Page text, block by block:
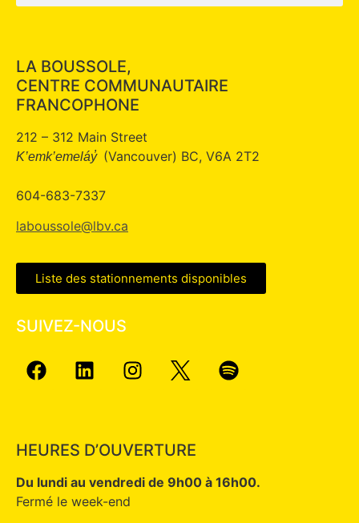
LA BOUSSOLE,
CENTRE COMMUNAUTAIRE
FRANCOPHONE
212 – 312 Main Street
K’emk’emeláy̓ (Vancouver) BC, V6A 2T2
604-683-7337
laboussole@lbv.ca
Liste des stationnements disponibles
SUIVEZ-NOUS
HEURES D’OUVERTURE
Du lundi au vendredi de 9h00 à 16h00.
Fermé le week-end